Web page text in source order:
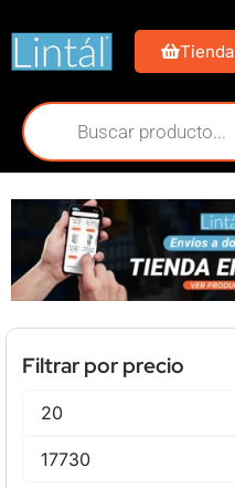
Tienda
Filtrar por precio